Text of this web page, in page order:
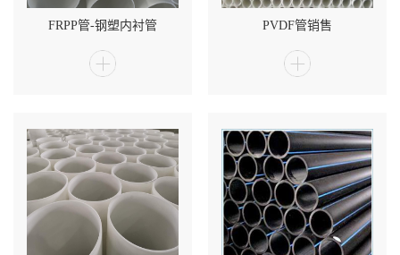
FRPP管-钢塑内衬管 PVDF管销售